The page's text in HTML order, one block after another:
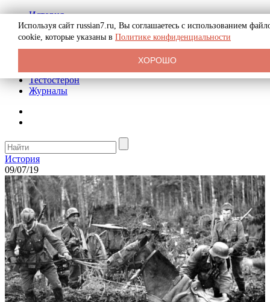
История
Биография
Криминал
Реклама на сайте
Тестостерон
Журналы
История
09/07/19
Используя сайт russian7.ru, Вы соглашаетесь с использованием
cookie, которые указаны в Политике конфиденциальности
ХОРОШО